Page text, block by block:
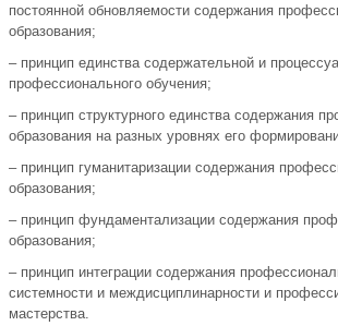
постоянной обновляемости содержания
образования;
– принцип единства содержательной и
профессионального обучения;
– принцип структурного единства содержания
образования на разных уровнях его
– принцип гуманитаризации содержания
образования;
– принцип фундаментализации содержания
образования;
– принцип интеграции содержания
системности и междисциплинарности и
мастерства.